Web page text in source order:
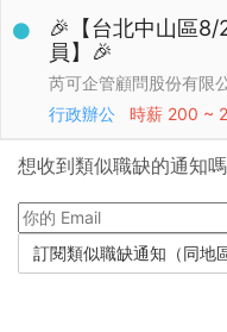
🎉【台北中山區
員】🎉
芮可企管顧問股份有限
行政辦公
時薪 200 ~
想收到類似職缺的通知嗎